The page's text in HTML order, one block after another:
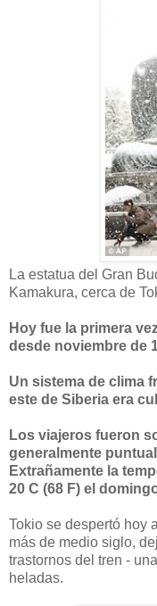
La estatua del Gran
Kamakura, cerca de
Hoy fue la primera
desde noviembre de
Un sistema de clima
este de Siberia era
Los viajeros fueron
generalmente
Extrañamente la
20 C (68 F) el
Tokio se despertó hoy
más de medio siglo,
trastornos del tren -
heladas.